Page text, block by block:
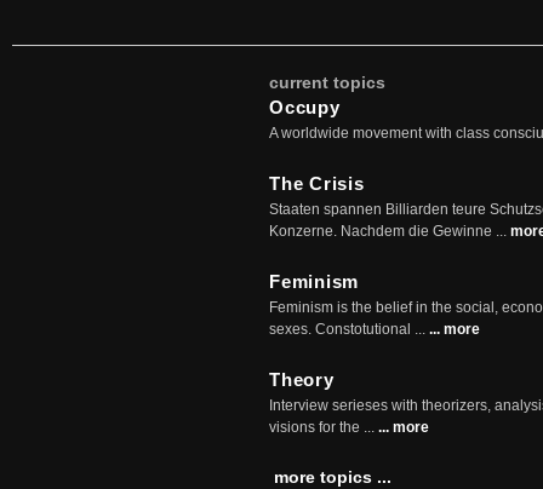
current topics
Occupy
A worldwide movement with class
The Crisis
Staaten spannen Billiarden teure
Konzerne. Nachdem die Gewinne ...
Feminism
Feminism is the belief in the social,
sexes. Constotutional ... ... more
Theory
Interview serieses with theorizers,
visions for the ... ... more
more topics ...